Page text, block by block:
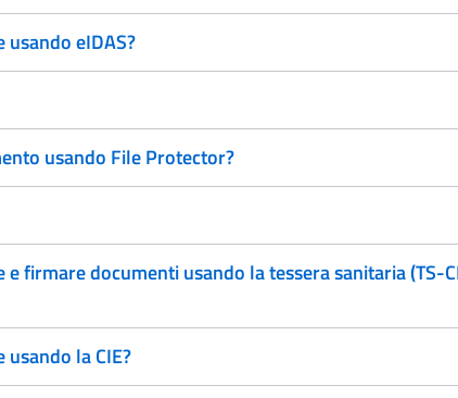
eIDAS?
usando File Protector?
firmare documenti usando la tessera sanitaria (TS-
la CIE?